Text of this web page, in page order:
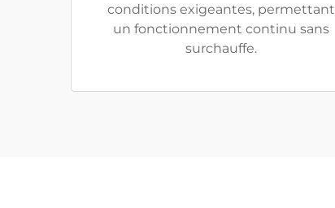
conditions exigeantes, permettant
un fonctionnement continu sans
surchauffe.